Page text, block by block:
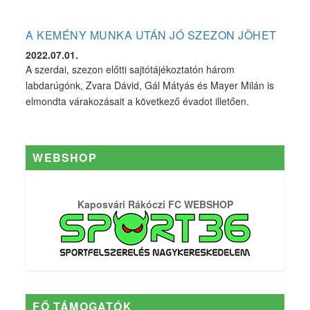
A KEMÉNY MUNKA UTÁN JÓ SZEZON JÖHET
2022.07.01.
A szerdai, szezon előtti sajtótájékoztatón három
labdarúgónk, Zvara Dávid, Gál Mátyás és Mayer Milán is
elmondta várakozásait a következő évadot illetően.
WEBSHOP
Kaposvári Rákóczi FC WEBSHOP
FŐ TÁMOGATÓK